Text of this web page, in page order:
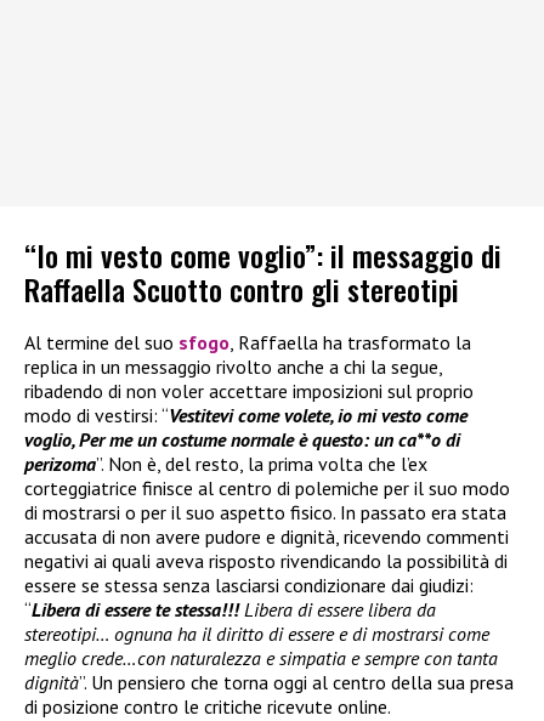
“Io mi vesto come voglio”: il messaggio di
Raffaella Scuotto contro gli stereotipi
Al termine del suo sfogo, Raffaella ha trasformato la
replica in un messaggio rivolto anche a chi la segue,
ribadendo di non voler accettare imposizioni sul proprio
modo di vestirsi: “Vestitevi come volete, io mi vesto come
voglio, Per me un costume normale è questo: un ca**o di
perizoma”. Non è, del resto, la prima volta che l’ex
corteggiatrice finisce al centro di polemiche per il suo modo
di mostrarsi o per il suo aspetto fisico. In passato era stata
accusata di non avere pudore e dignità, ricevendo commenti
negativi ai quali aveva risposto rivendicando la possibilità di
essere se stessa senza lasciarsi condizionare dai giudizi:
“Libera di essere te stessa!!!Libera di essere libera da
stereotipi… ognuna ha il diritto di essere e di mostrarsi come
meglio crede…con naturalezza e simpatia e sempre con tanta
dignità”. Un pensiero che torna oggi al centro della sua presa
di posizione contro le critiche ricevute online.